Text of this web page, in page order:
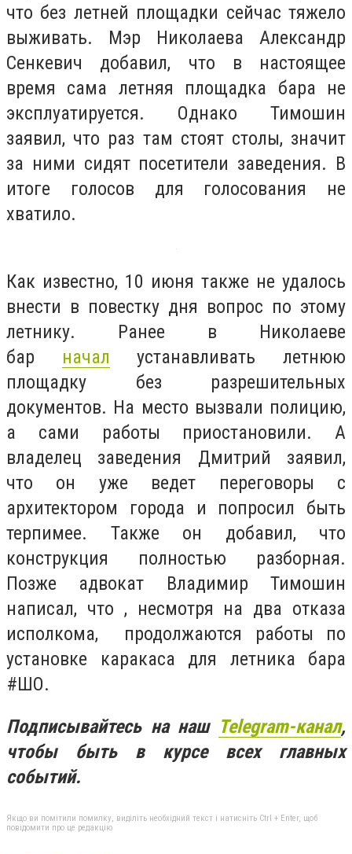
что без летней площадки сейчас тяжело
выживать. Мэр Николаева Александр
Сенкевич добавил, что в настоящее
время сама летняя площадка бара не
эксплуатируется. Однако Тимошин
заявил, что раз там стоят столы, значит
за ними сидят посетители заведения. В
итоге голосов для голосования не
хватило.
Как известно, 10 июня также не удалось
внести в повестку дня вопрос по этому
летнику. Ранее в Николаеве
бар начал устанавливать летнюю
площадку без разрешительных
документов. На место вызвали полицию,
а сами работы приостановили. А
владелец заведения Дмитрий заявил,
что он уже ведет переговоры с
архитектором города и попросил быть
терпимее. Также он добавил, что
конструкция полностью разборная.
Позже адвокат Владимир Тимошин
написал, что , несмотря на два отказа
исполкома, продолжаются работы по
установке каракаса для летника бара
#ШО.
Подписывайтесь на наш Telegram-канал,
чтобы быть в курсе всех главных
событий.
Якщо ви помітили помилку, виділіть необхідний текст і натисніть Ctrl + Enter, щоб
повідомити про це редакцію